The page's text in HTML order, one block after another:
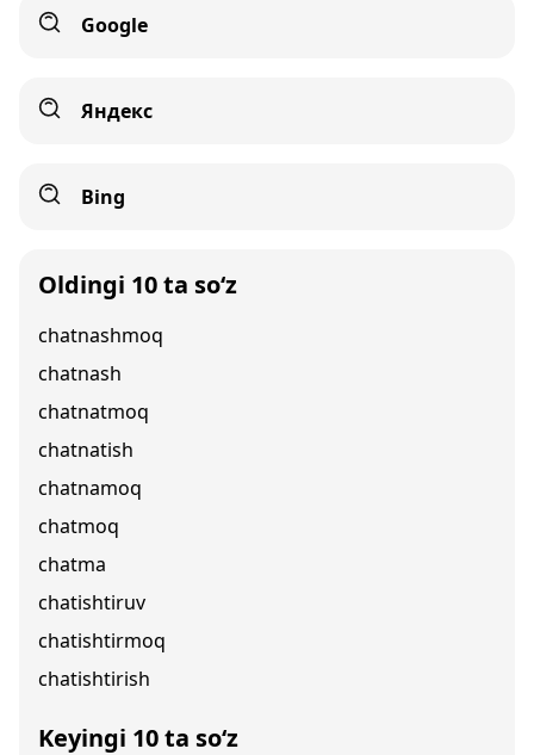
Google
Яндекс
Bing
Oldingi 10 ta so‘z
chatnashmoq
chatnash
chatnatmoq
chatnatish
chatnamoq
chatmoq
chatma
chatishtiruv
chatishtirmoq
chatishtirish
Keyingi 10 ta so‘z